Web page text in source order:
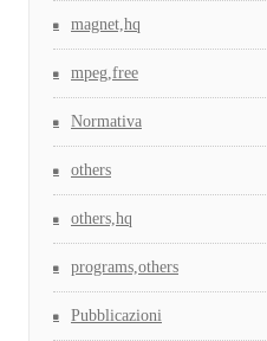
magnet,hq
mpeg,free
Normativa
others
others,hq
programs,others
Pubblicazioni